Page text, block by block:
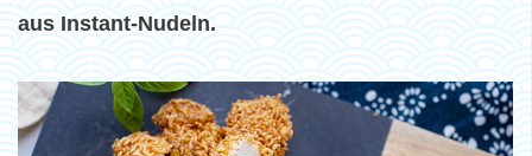
aus Instant-Nudeln.